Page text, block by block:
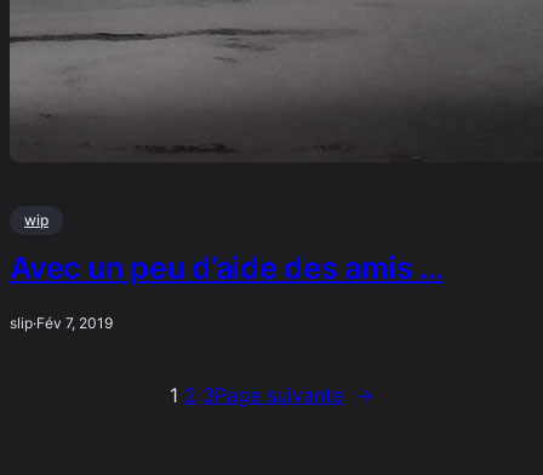
wip
Avec un peu d’aide des amis …
slip·Fév 7, 2019
1 2 3Page suivante →